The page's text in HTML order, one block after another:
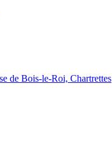
de Bois-le-Roi, Chartrettes